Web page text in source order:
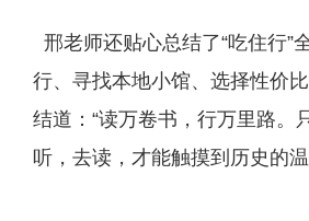
邢老师还贴心总结了“吃住行”
行、寻找本地小馆、选择性价
结道：“读万卷书，行万里路。
听，去读，才能触摸到历史的